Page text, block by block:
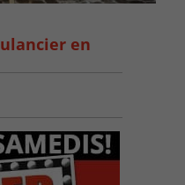
en